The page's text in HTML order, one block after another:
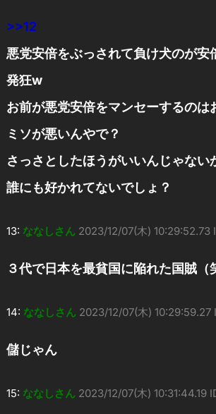
>>12
悪党安倍をぶっされて負け犬のが安
発狂w
お前が悪党安倍をマンセーするのは
ミソが悪いんやで？
さっさとしたほうがいいんじゃない
誰にも好かれてないでしょ？
13: ななしさん 2023/12/07(木) 10:29:52.73
３代で日本を最貧国に陥れた国賊（
14: ななしさん 2023/12/07(木) 10:29:59.27
儲じゃん
15: ななしさん 2023/12/07(木) 10:31:44.19